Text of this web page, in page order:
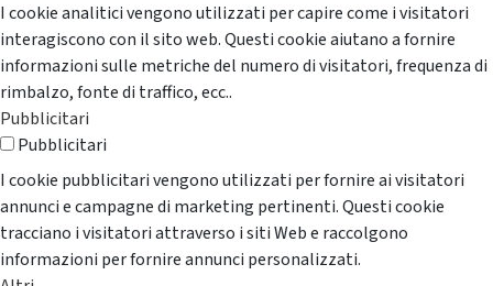
I cookie analitici vengono utilizzati per capire come i visitatori
interagiscono con il sito web. Questi cookie aiutano a fornire
informazioni sulle metriche del numero di visitatori, frequenza di
rimbalzo, fonte di traffico, ecc..
Pubblicitari
Pubblicitari
I cookie pubblicitari vengono utilizzati per fornire ai visitatori
annunci e campagne di marketing pertinenti. Questi cookie
tracciano i visitatori attraverso i siti Web e raccolgono
informazioni per fornire annunci personalizzati.